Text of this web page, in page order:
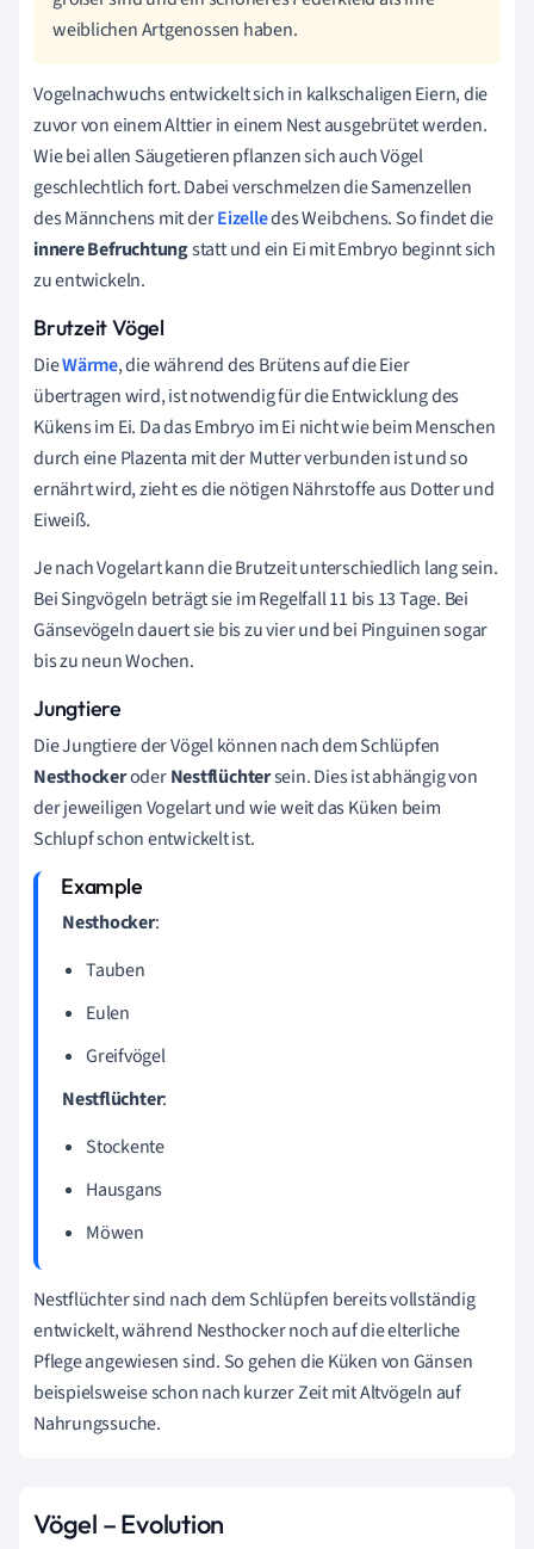
weiblichen Artgenossen haben.
Vogelnachwuchs entwickelt sich in kalkschaligen Eiern, die
zuvor von einem Alttier in einem Nest ausgebrütet werden.
Wie bei allen Säugetieren pflanzen sich auch Vögel
geschlechtlich fort. Dabei verschmelzen die Samenzellen
des Männchens mit derEizelledes Weibchens. So findet die
innere Befruchtungstatt und ein Ei mit Embryo beginnt sich
zu entwickeln.
Brutzeit Vögel
DieWärme, die während des Brütens auf die Eier
übertragen wird, ist notwendig für die Entwicklung des
Kükens im Ei. Da das Embryo im Ei nicht wie beim Menschen
durch eine Plazenta mit der Mutter verbunden ist und so
ernährt wird, zieht es die nötigen Nährstoffe aus Dotter und
Eiweiß.
Je nach Vogelart kann die Brutzeit unterschiedlich lang sein.
Bei Singvögeln beträgt sie im Regelfall 11 bis 13 Tage. Bei
Gänsevögeln dauert sie bis zu vier und bei Pinguinen sogar
bis zu neun Wochen.
Jungtiere
Die Jungtiere der Vögel können nach dem Schlüpfen
NesthockeroderNestflüchtersein. Dies ist abhängig von
der jeweiligen Vogelart und wie weit das Küken beim
Schlupf schon entwickelt ist.
Nesthocker:
Tauben
Eulen
Greifvögel
Nestflüchter:
Stockente
Hausgans
Möwen
Nestflüchter sind nach dem Schlüpfen bereits vollständig
entwickelt, während Nesthocker noch auf die elterliche
Pflege angewiesen sind. So gehen die Küken von Gänsen
beispielsweise schon nach kurzer Zeit mit Altvögeln auf
Nahrungssuche.
Vögel – Evolution